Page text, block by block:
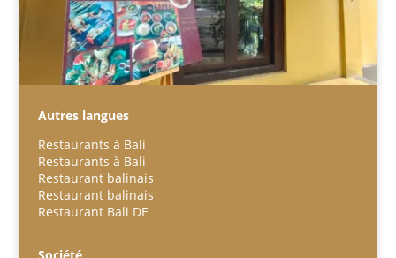
Autres langues
Restaurants à Bali
Restaurants à Bali
Restaurant balinais
Restaurant balinais
Restaurant Bali DE
Société